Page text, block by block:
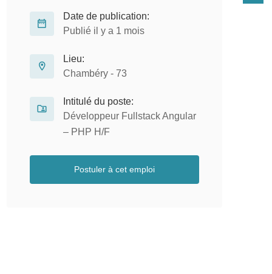
Date de publication:
Publié il y a 1 mois
Lieu:
Chambéry - 73
Intitulé du poste:
Développeur Fullstack Angular
– PHP H/F
Postuler à cet emploi